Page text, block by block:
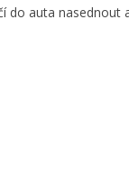
do auta nasednout